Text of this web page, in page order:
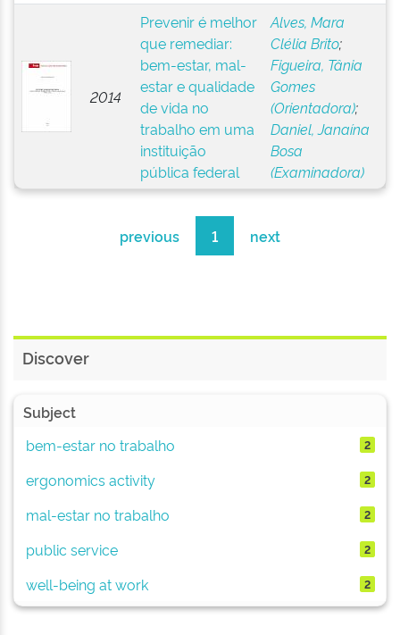
2014
Prevenir é melhor
que remediar:
bem-estar, mal-
estar e qualidade
de vida no
trabalho em uma
instituição
pública federal
Alves, Mara
Clélia Brito;
Figueira, Tânia
Gomes
(Orientadora);
Daniel, Janaína
Bosa
(Examinadora)
previous 1 next
Discover
Subject
bem-estar no trabalho
2
ergonomics activity 2
mal-estar no trabalho 2
public service 2
well-being at work 2